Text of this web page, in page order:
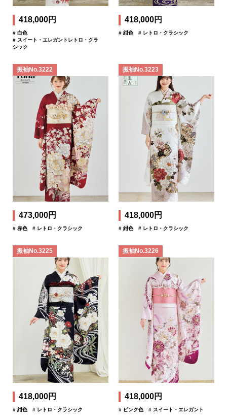
418,000円
# 白色
# スイート・エレガントレトロ・クラ
シック
418,000円
# 紺色 # レトロ・クラシック
振袖No.3222
473,000円
# 赤色 # レトロ・クラシック
振袖No.3223
418,000円
# 紺色 # レトロ・クラシック
振袖No.3225
418,000円
# 紺色 # レトロ・クラシック
振袖No.3226
418,000円
# ピンク色 # スイート・エレガント